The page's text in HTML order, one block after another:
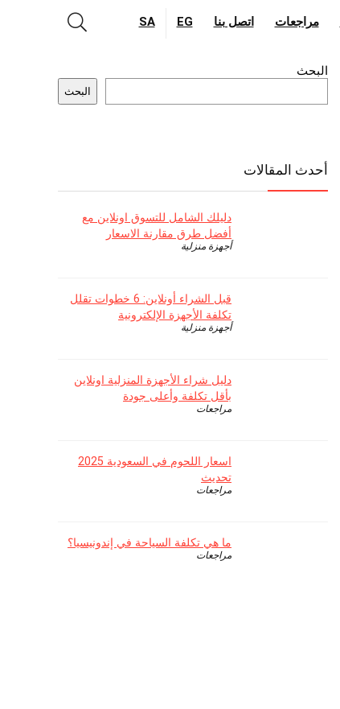
مراجعات اتصل بنا EG
SA
البحث
البحث
أحدث المقالات
دليلك الشامل للتسوق اونلاين مع
أفضل طرق مقارنة الاسعار
أجهزة منزلية
قبل الشراء أونلاين: 6 خطوات تقلل
تكلفة الأجهزة الإلكترونية
أجهزة منزلية
دليل شراء الأجهزة المنزلية اونلاين
بأقل تكلفة وأعلى جودة
مراجعات
اسعار اللحوم في السعودية 2025
تحديث
مراجعات
ما هي تكلفة السياحة في إندونيسيا؟
مراجعات